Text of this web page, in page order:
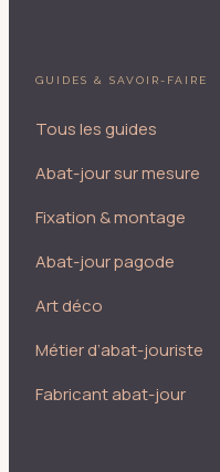
GUIDES & SAVOIR-FAIRE
Tous les guides
Abat-jour sur mesure
Fixation & montage
Abat-jour pagode
Art déco
Métier d’abat-jouriste
Fabricant abat-jour